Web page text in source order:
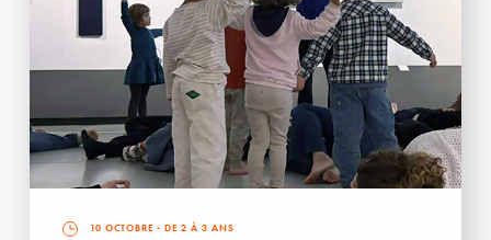
10 OCTOBRE - DE 2 À 3 ANS